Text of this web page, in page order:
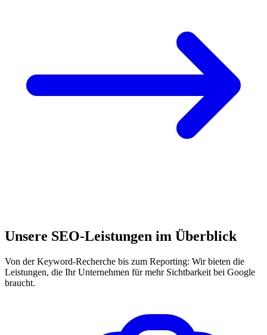
Unsere SEO-Leistungen im Überblick
Von der Keyword-Recherche bis zum Reporting: Wir bieten die
Leistungen, die Ihr Unternehmen für mehr Sichtbarkeit bei Google
braucht.